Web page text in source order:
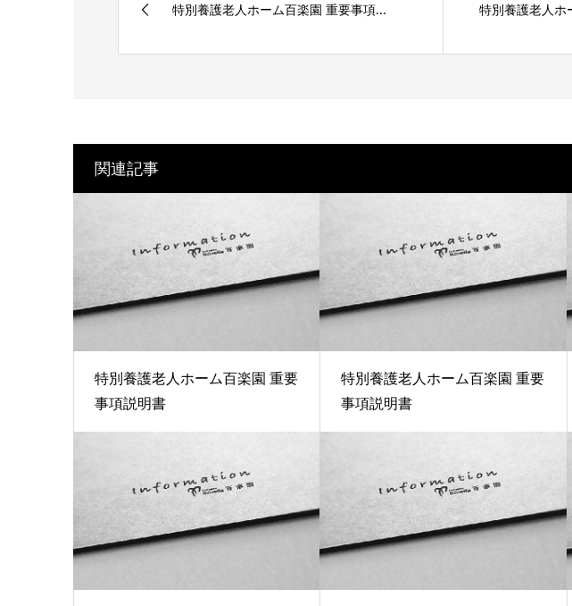
特別養護老人ホーム百楽園 重要事項... 特別養護老人ホ
関連記事
特別養護老人ホーム百楽園 重要
事項説明書
特別養護老人ホーム百楽園 重要
事項説明書